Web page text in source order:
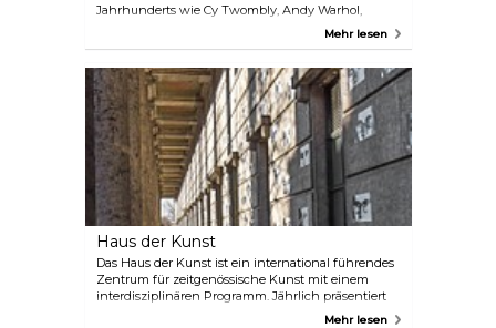
Jahrhunderts wie Cy Twombly, Andy Warhol,
Sigmar Polke, Damien Hirst und Mike Kelley. Das
Brandhorst ist für Kinder und Jugendliche bis 18
Jahre frei.
Mehr lesen
Haus der Kunst
Das Haus der Kunst ist ein international führendes
Zentrum für zeitgenössische Kunst mit einem
interdisziplinären Programm. Jährlich präsentiert
die Galerie etwa zehn Ausstellungen von neuen
Mehr lesen